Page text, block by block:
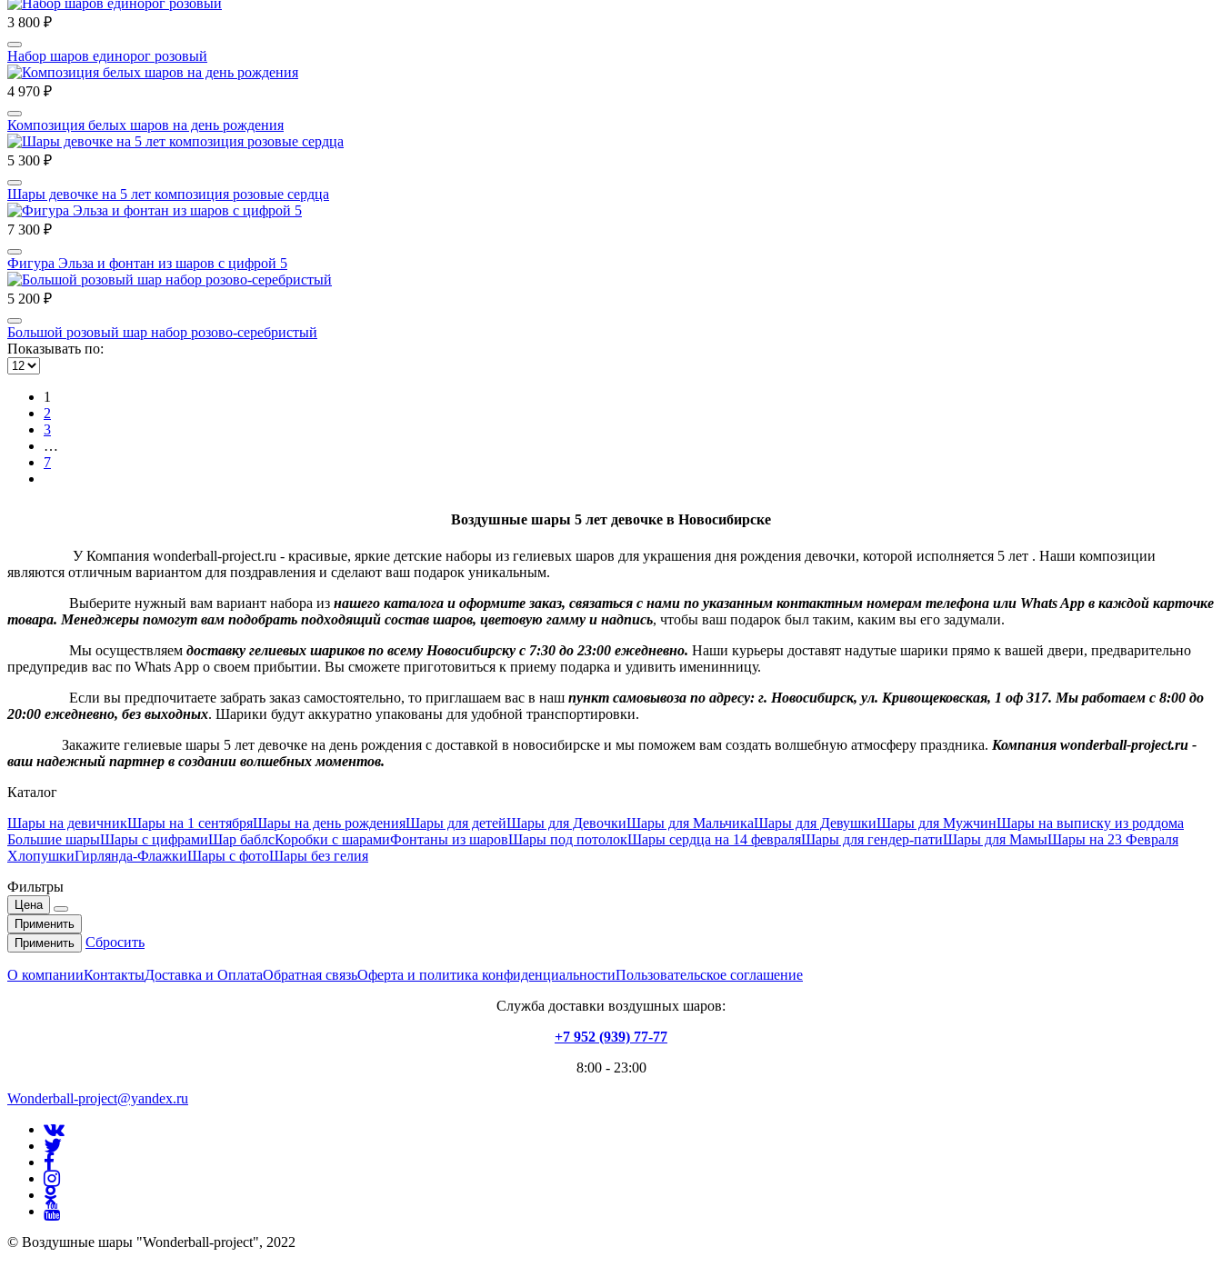
3 800 ₽
Набор шаров единорог розовый
4 970 ₽
Композиция белых шаров на день рождения
5 300 ₽
Шары девочке на 5 лет композиция розовые сердца
7 300 ₽
Фигура Эльза и фонтан из шаров с цифрой 5
5 200 ₽
Большой розовый шар набор розово-серебристый
Показывать по:
1
2
3
…
7
Воздушные шары 5 лет девочке в Новосибирске
У Компания wonderball-project.ru - красивые, яркие детские наборы из гелиевых шаров для украшения дня рождения девочки, которой исполняется 5 лет . Наши композиции
являются отличным вариантом для поздравления и сделают ваш подарок уникальным.
Выберите нужный вам вариант набора из нашего каталога и оформите заказ, связаться с нами по указанным контактным номерам телефона или Whats App в каждой карточке
товара. Менеджеры помогут вам подобрать подходящий состав шаров, цветовую гамму и надпись, чтобы ваш подарок был таким, каким вы его задумали.
Мы осуществляем доставку гелиевых шариков по всему Новосибирску с 7:30 до 23:00 ежедневно. Наши курьеры доставят надутые шарики прямо к вашей двери, предварительно
предупредив вас по Whats App о своем прибытии. Вы сможете приготовиться к приему подарка и удивить именинницу.
Если вы предпочитаете забрать заказ самостоятельно, то приглашаем вас в наш пункт самовывоза по адресу: г. Новосибирск, ул. Кривощековская, 1 оф 317. Мы работаем с 8:00 до
20:00 ежедневно, без выходных. Шарики будут аккуратно упакованы для удобной транспортировки.
Закажите гелиевые шары 5 лет девочке на день рождения с доставкой в новосибирске и мы поможем вам создать волшебную атмосферу праздника. Компания wonderball-project.ru -
ваш надежный партнер в создании волшебных моментов.
Каталог
Шары на девичникШары на 1 сентябряШары на день рожденияШары для детейШары для ДевочкиШары для МальчикаШары для ДевушкиШары для МужчинШары на выписку из роддома
Большие шарыШары с цифрамиШар баблсКоробки с шарамиФонтаны из шаровШары под потолокШары сердца на 14 февраляШары для гендер-патиШары для МамыШары на 23 Февраля
ХлопушкиГирлянда-ФлажкиШары с фотоШары без гелия
Фильтры
Цена
Применить
Применить
Сбросить
О компанииКонтактыДоставка и ОплатаОбратная связьОферта и политика конфиденциальностиПользовательское соглашение
Служба доставки воздушных шаров:
+7 952 (939) 77-77
8:00 - 23:00
Wonderball-project@yandex.ru
© Воздушные шары "Wonderball-project", 2022